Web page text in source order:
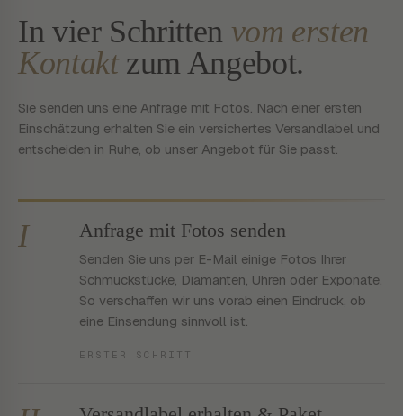
In vier Schritten vom ersten
Kontaktzum Angebot.
Sie senden uns eine Anfrage mit Fotos. Nach einer ersten
Einschätzung erhalten Sie ein versichertes Versandlabel und
entscheiden in Ruhe, ob unser Angebot für Sie passt.
I Anfrage mit Fotos senden
Senden Sie uns per E-Mail einige Fotos Ihrer
Schmuckstücke, Diamanten, Uhren oder Exponate.
So verschaffen wir uns vorab einen Eindruck, ob
eine Einsendung sinnvoll ist.
ERSTER SCHRITT